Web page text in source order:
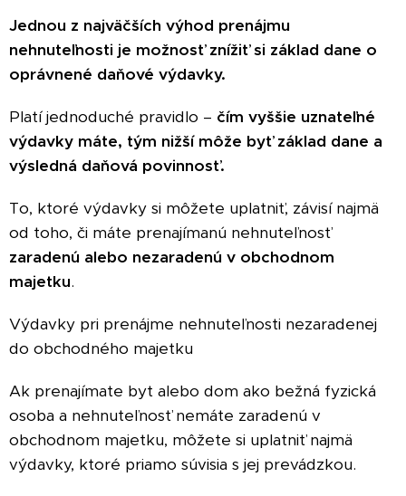
Jednou z najväčších výhod prenájmu
nehnuteľnosti je možnosť znížiť si základ dane o
oprávnené daňové výdavky.
Platí jednoduché pravidlo – čím vyššie uznateľné
výdavky máte, tým nižší môže byť základ dane a
výsledná daňová povinnosť.
To, ktoré výdavky si môžete uplatniť, závisí najmä
od toho, či máte prenajímanú nehnuteľnosť
zaradenú alebo nezaradenú v obchodnom
majetku.
Výdavky pri prenájme nehnuteľnosti nezaradenej
do obchodného majetku
Ak prenajímate byt alebo dom ako bežná fyzická
osoba a nehnuteľnosť nemáte zaradenú v
obchodnom majetku, môžete si uplatniť najmä
výdavky, ktoré priamo súvisia s jej prevádzkou.